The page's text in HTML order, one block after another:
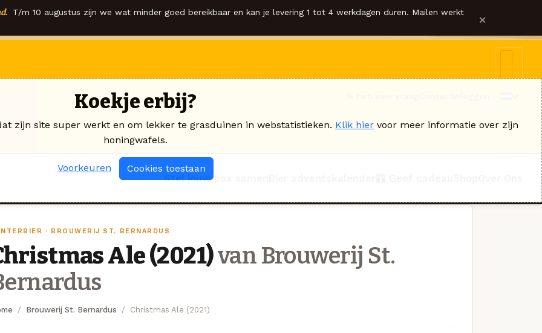
T/m 10 augustus zijn we wat minder goed bereikbaar en kan je levering 1 tot 4 werkdagen duren. Mailen werkt ×
Stel jouw box samen
· BROUWERIJ ST. BERNARDUS
Ale (2021)van Brouwerij St.
Brouwerij St. Bernardus Christmas Ale (2021)
Koekje erbij?
zijn site super werkt en om lekker te grasduinen in webstatistieken. Klik hier voor meer informatie over zijn
honingwafels.
Voorkeuren Cookies toestaan